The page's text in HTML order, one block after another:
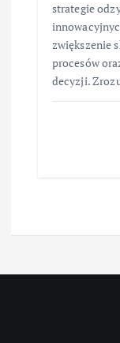
strategie
zwiększenie
procesów
decyzji.